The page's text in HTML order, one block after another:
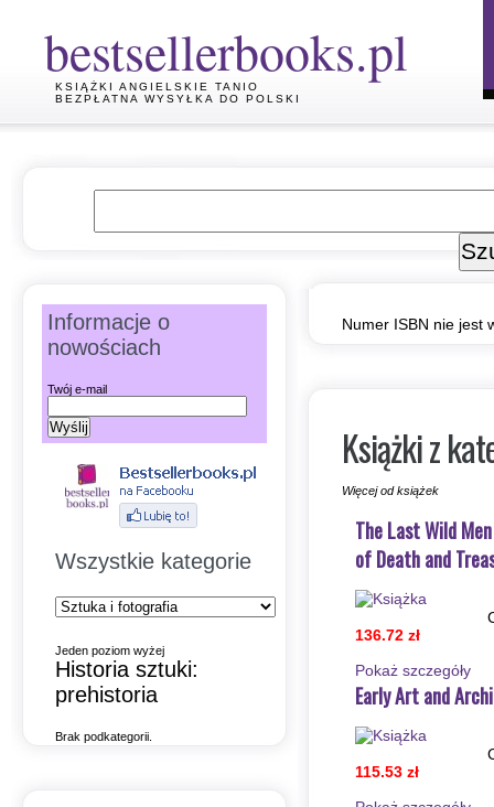
bestsellerbooks.pl
KSIĄŻKI ANGIELSKIE TANIO
BEZPŁATNA WYSYŁKA DO POLSKI
Numer ISBN nie jest
Książki z
Więcej od książek
The Last Wild
of Death and
136.72 zł
Pokaż szczegόły
Early Art and
115.53 zł
Informacje o
nowościach
Twój e-mail
Wszystkie kategorie
Jeden poziom wyżej
Historia sztuki:
prehistoria
Brak podkategorii.